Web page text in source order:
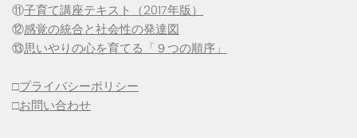
⑪子育て講座テキスト（2017年版）
⑫感覚の統合と社会性の発達図
⑬思いやりの心を育てる「９つの順序」
□プライバシーポリシー
□お問い合わせ